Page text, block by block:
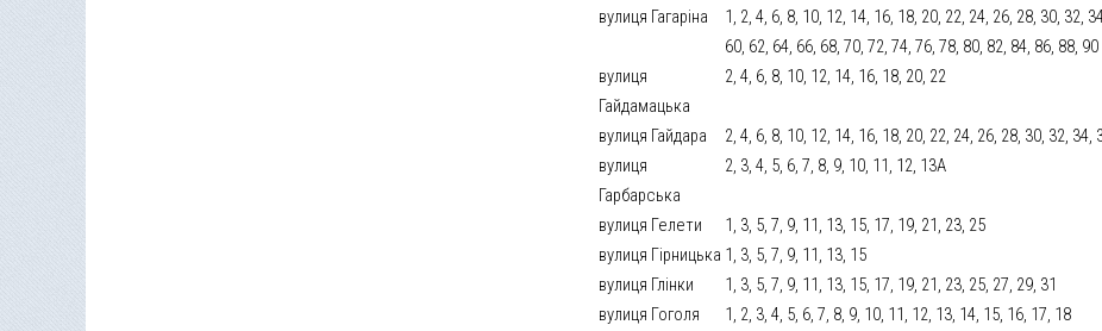
вулиця Гагаріна
1, 2, 4, 6, 8, 10, 12, 14, 16, 18, 20, 22, 24, 26, 28, 30, 32,
60, 62, 64, 66, 68, 70, 72, 74, 76, 78, 80, 82, 84, 86, 88, 90
вулиця
Гайдамацька
2, 4, 6, 8, 10, 12, 14, 16, 18, 20, 22
вулиця Гайдара 2, 4, 6, 8, 10, 12, 14, 16, 18, 20, 22, 24, 26, 28, 30, 32,
вулиця
Гарбарська
2, 3, 4, 5, 6, 7, 8, 9, 10, 11, 12, 13А
вулиця Гелети 1, 3, 5, 7, 9, 11, 13, 15, 17, 19, 21, 23, 25
вулиця Гірницька 1, 3, 5, 7, 9, 11, 13, 15
вулиця Глінки
1, 3, 5, 7, 9, 11, 13, 15, 17, 19, 21, 23, 25, 27, 29, 31
вулиця Гоголя
1, 2, 3, 4, 5, 6, 7, 8, 9, 10, 11, 12, 13, 14, 15, 16, 17, 18